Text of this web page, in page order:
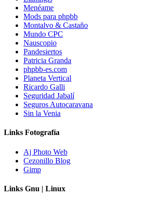
Menéame
Mods para phpbb
Montalvo & Castaño
Mundo CPC
Nauscopio
Pandesiertos
Patricia Granda
phpbb-es.com
Planeta Vertical
Ricardo Galli
Seguridad Jabalí
Seguros Autocaravana
Sin la Venia
Links Fotografía
Aj Photo Web
Cezonillo Blog
Gimp
Links Gnu | Linux